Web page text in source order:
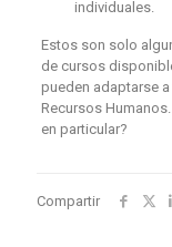
individuales.
Estos son solo
de cursos
pueden adaptarse
Recursos
en particular?
Compartir